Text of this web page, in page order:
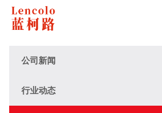
公司新闻
行业动态